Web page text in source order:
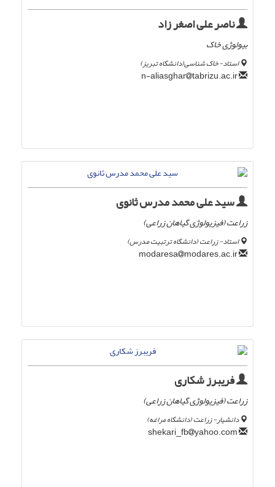
ناصر علی اصغر زاد
بیولوژی خاک
استاد- خاک شناسی(دانشگاه تبریز)
tabrizu.ac.ir
سید علی محمد مدرس ثانوی
زراعت (فیزیولوژی گیاھان زراعی)
استاد- زراعت (دانشگاه ترتبیت مدرس)
modares.ac.ir
فریبرز شکاری
زراعت (فیزیولوژی گیاهان زراعی)
دانشیار- زراعت (دانشگاه مراغه)
yahoo.com